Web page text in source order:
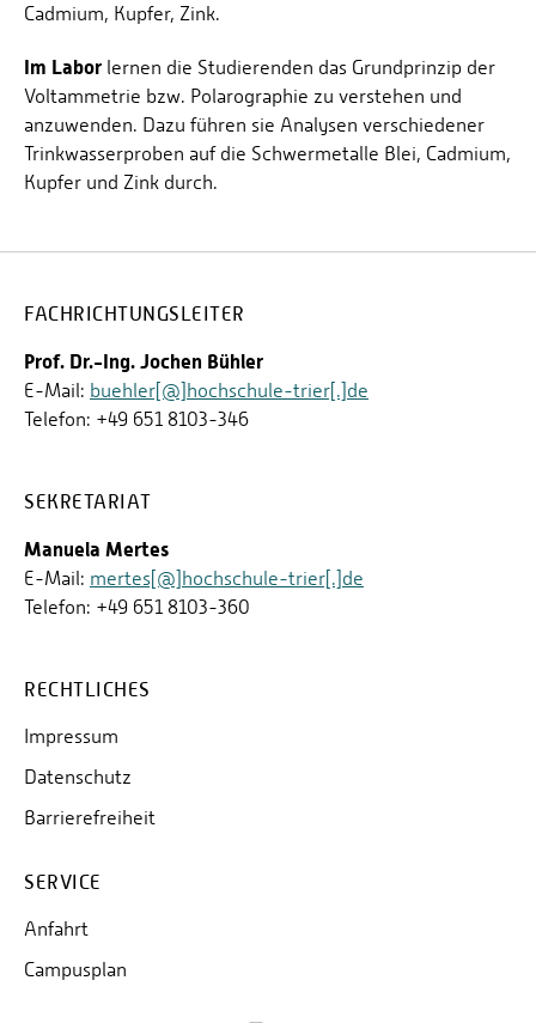
Cadmium, Kupfer, Zink.
Im Labor lernen die Studierenden das Grundprinzip der
Voltammetrie bzw. Polarographie zu verstehen und
anzuwenden. Dazu führen sie Analysen verschiedener
Trinkwasserproben auf die Schwermetalle Blei, Cadmium,
Kupfer und Zink durch.
FACHRICHTUNGSLEITER
Prof. Dr.-Ing. Jochen Bühler
E-Mail: buehler[@]hochschule-trier[.]de
Telefon: +49 651 8103-346
SEKRETARIAT
Manuela Mertes
E-Mail: mertes[@]hochschule-trier[.]de
Telefon: +49 651 8103-360
RECHTLICHES
Impressum
Datenschutz
Barrierefreiheit
SERVICE
Anfahrt
Campusplan